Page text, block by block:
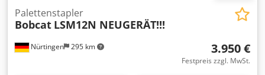
Nürtingen 295 km
Palettenstapler
Bobcat LSM12N NEUGERÄT!!!
3.950 €
Festpreis zzgl. MwSt.